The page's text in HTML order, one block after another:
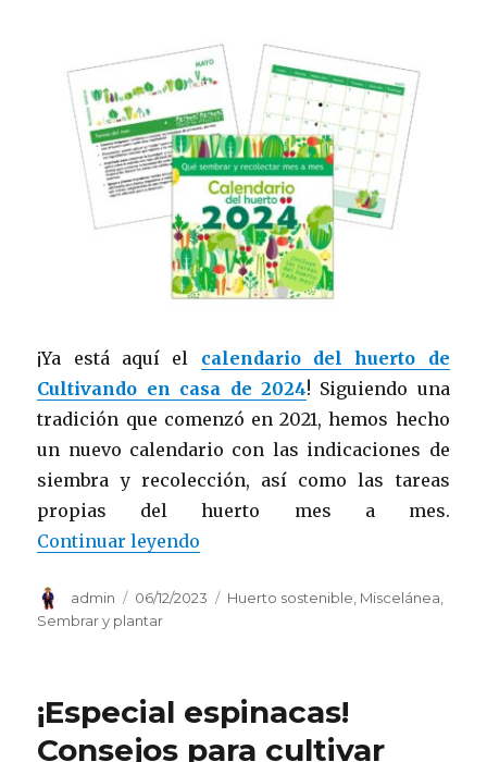
¡Ya está aquí el calendario del huerto de
Cultivando en casa de 2024! Siguiendo una
tradición que comenzó en 2021, hemos hecho
un nuevo calendario con las indicaciones de
siembra y recolección, así como las tareas
propias del huerto mes a mes.
Continuar leyendo
Autor
admin
Publicado
el
06/12/2023 Categorías
Huerto sostenible, Miscelánea,
Sembrar y plantar
¡Especial espinacas!
Consejos para cultivar